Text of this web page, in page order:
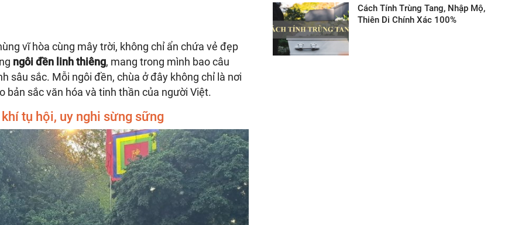
vĩ hòa cùng mây trời, không chỉ ẩn chứa vẻ đẹp
ngôi đền linh thiêng, mang trong mình bao câu
sâu sắc. Mỗi ngôi đền, chùa ở đây không chỉ là nơi
sắc văn hóa và tinh thần của người Việt.
tụ hội, uy nghi sừng sững
Cách Tính Trùng Tang, Nhập Mộ,
Thiên Di Chính Xác 100%